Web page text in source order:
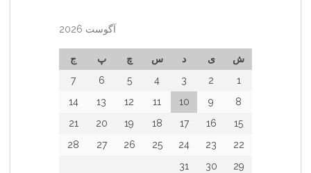
آگوست 2026
ش ی د س چ پ
ج
1
2
3
4
5
6
7
8
9
10
11
12
13
14
15
16
17
18
19
20
21
22
23
24
25
26
27
28
29
30
31